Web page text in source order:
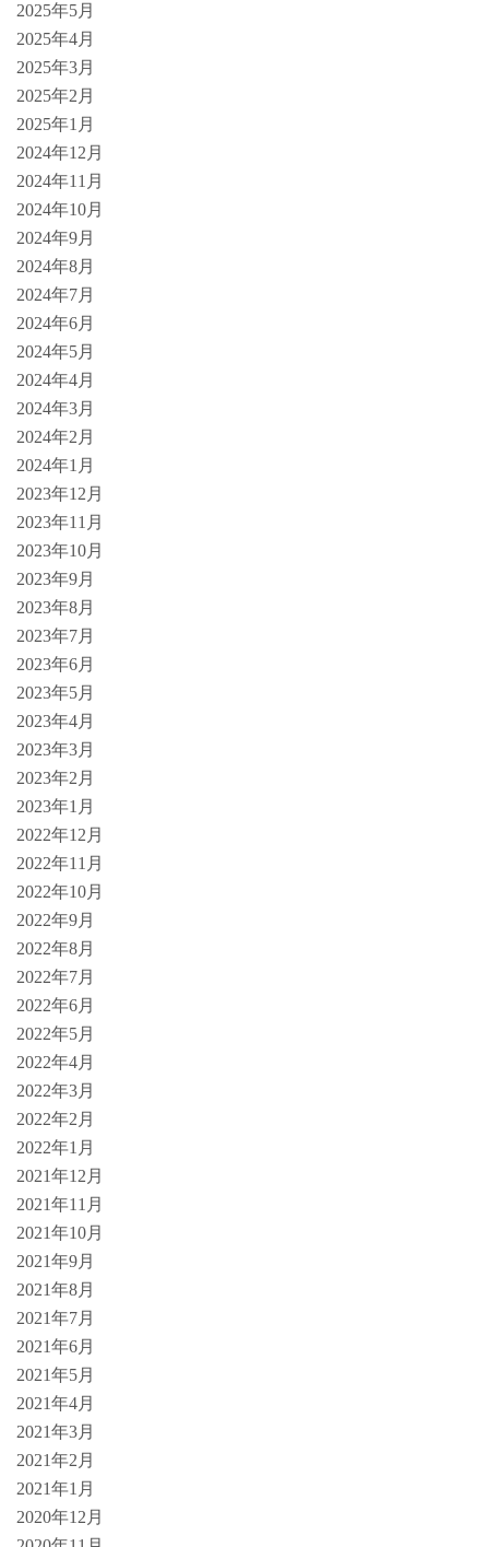
2025年5月
2025年4月
2025年3月
2025年2月
2025年1月
2024年12月
2024年11月
2024年10月
2024年9月
2024年8月
2024年7月
2024年6月
2024年5月
2024年4月
2024年3月
2024年2月
2024年1月
2023年12月
2023年11月
2023年10月
2023年9月
2023年8月
2023年7月
2023年6月
2023年5月
2023年4月
2023年3月
2023年2月
2023年1月
2022年12月
2022年11月
2022年10月
2022年9月
2022年8月
2022年7月
2022年6月
2022年5月
2022年4月
2022年3月
2022年2月
2022年1月
2021年12月
2021年11月
2021年10月
2021年9月
2021年8月
2021年7月
2021年6月
2021年5月
2021年4月
2021年3月
2021年2月
2021年1月
2020年12月